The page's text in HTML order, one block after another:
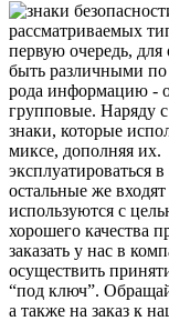
рассматриваемых
первую очередь, для
быть различными по
рода информацию -
групповые. Наряду
знаки, которые
миксе, дополняя их.
эксплуатироваться
остальные же
используются с
хорошего качества
заказать у нас в
осуществить
“под ключ”.
а также на заказ к